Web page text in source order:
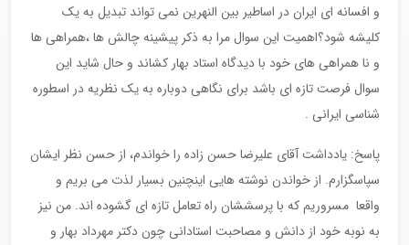
و افسانه ای ایران در اساطیر بین النهرین نمی تواند تبدیل به یک
کلیشه شود؟اهمیت این سوال مرا به ذکر پیشینه چالش ها ،همراهی ها
و نا همراهی های خود با دیدگاه استاد بهار کشاند و حال شاید این
سوال فرصت تازه ای باشد برای نگاهی دوباره به یک نظریه در اسطوره
شناسی ایرانی .
پاسخ: یادداشت آقای علیرضا حسن زاده را خواندم، از حسن نظر ایشان
سپاسگزارم. از خواندن نوشته هایی اینچنین بسیار لذت می بریم و
واقعا مسروریم که با پرسششان راه تعامل تازه ای گشوده اند. من نیز
به نوبه خود از دانش و مصاحبت استادانی چون دکتر مهرداد بهار و